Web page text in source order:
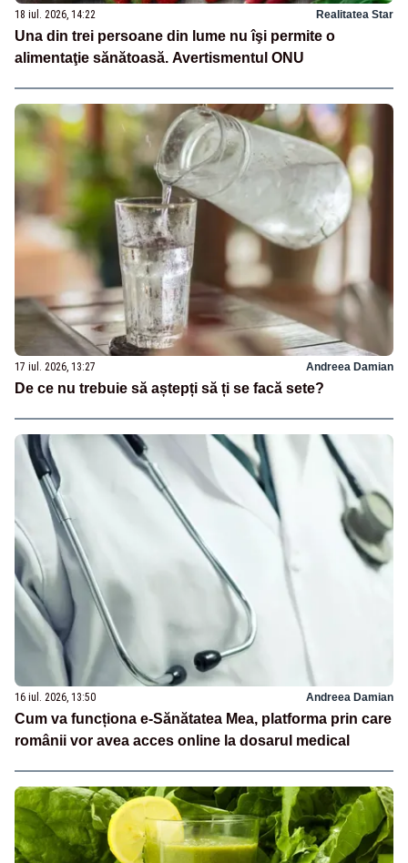
18 iul. 2026, 14:22 Realitatea Star
Una din trei persoane din lume nu îşi permite o
alimentaţie sănătoasă. Avertismentul ONU
17 iul. 2026, 13:27 Andreea Damian
De ce nu trebuie să aștepți să ți se facă sete?
16 iul. 2026, 13:50 Andreea Damian
Cum va funcționa e-Sănătatea Mea, platforma prin care
românii vor avea acces online la dosarul medical